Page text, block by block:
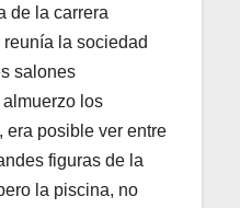
de la carrera
la sociedad
salones
los
era posible ver entre
figuras de la
la piscina, no